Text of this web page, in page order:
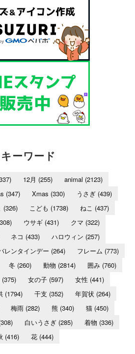
ーワード
12月 (255) animal (2123)
(347) Xmas (330) うさぎ (439)
(326) こども (1738) ねこ (437)
ウサギ(431) クマ (322)
ネコ (433) ハロウィン (257)
レンタインデー (264) フレーム (773)
冬 (260) 動物 (2814) 囲み (760)
(375) 女の子(597) 女性 (441)
(1794) 干支 (352) 年賀状 (264)
梅雨(282) 熊 (340) 猫(450)
白いうさぎ (285) 着物 (336)
(416) 花 (444)